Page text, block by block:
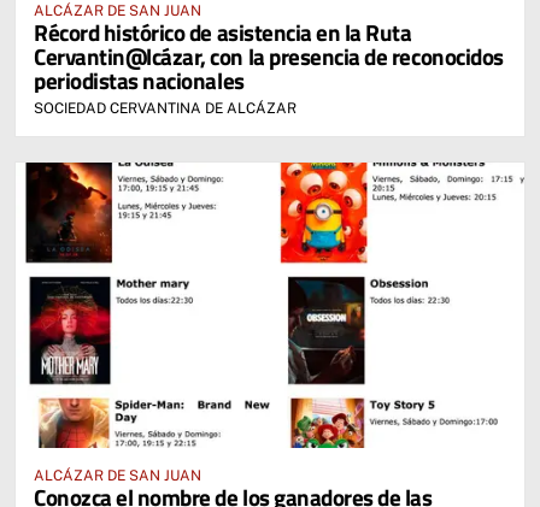
ALCÁZAR DE SAN JUAN
Récord histórico de asistencia en la Ruta
Cervantin@lcázar, con la presencia de reconocidos
periodistas nacionales
SOCIEDAD CERVANTINA DE ALCÁZAR
ALCÁZAR DE SAN JUAN
Conozca el nombre de los ganadores de las